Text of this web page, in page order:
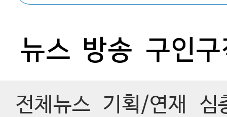
뉴스 방송 구인
전체뉴스 기획/연재 심